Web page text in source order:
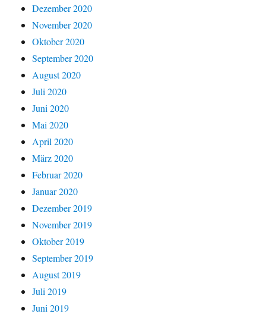
Dezember 2020
November 2020
Oktober 2020
September 2020
August 2020
Juli 2020
Juni 2020
Mai 2020
April 2020
März 2020
Februar 2020
Januar 2020
Dezember 2019
November 2019
Oktober 2019
September 2019
August 2019
Juli 2019
Juni 2019